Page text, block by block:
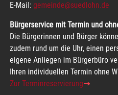
E-Mail: gemeinde@suedlohn.de
Bürgerservice mit Termin und
Die Bürgerinnen und Bürger
zudem rund um die Uhr, einen
eigene Anliegen im Bürgerbüro
Ihren individuellen Termin ohne
Zur Terminreservierung